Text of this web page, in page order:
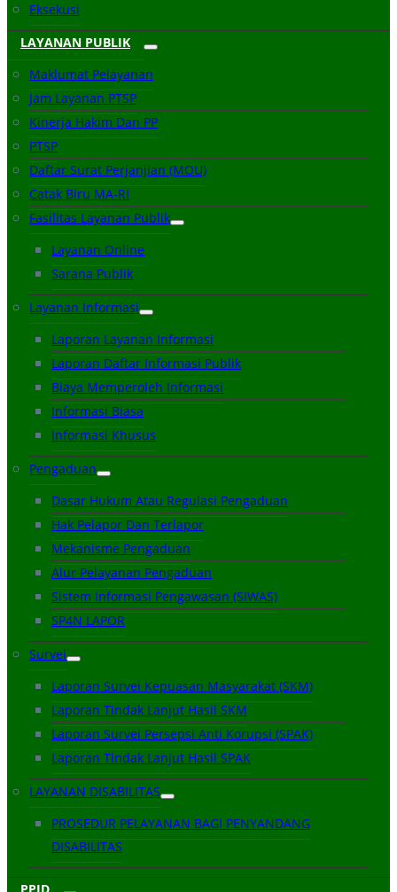
Eksekusi
LAYANAN PUBLIK
Maklumat Pelayanan
Jam Layanan PTSP
Kinerja Hakim Dan PP
PTSP
Daftar Surat Perjanjian (MOU)
Catak Biru MA-RI
Fasilitas Layanan Publik
Layanan Online
Sarana Publik
Layanan Informasi
Laporan Layanan Informasi
Laporan Daftar Informasi Publik
Biaya Memperoleh Informasi
Informasi Biasa
Informasi Khusus
Pengaduan
Dasar Hukum Atau Regulasi Pengaduan
Hak Pelapor Dan Terlapor
Mekanisme Pengaduan
Alur Pelayanan Pengaduan
Sistem Informasi Pengawasan (SIWAS)
SP4N LAPOR
Survei
Laporan Survei Kepuasan Masyarakat (SKM)
Laporan Tindak Lanjut Hasil SKM
Laporan Survei Persepsi Anti Korupsi (SPAK)
Laporan Tindak Lanjut Hasil SPAK
LAYANAN DISABILITAS
PROSEDUR PELAYANAN BAGI PENYANDANG
DISABILITAS